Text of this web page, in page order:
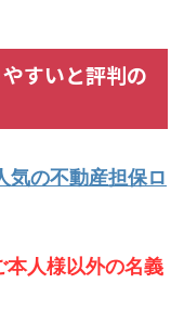
すいと評判の
気の不動産担保ロ
本人様以外の名義